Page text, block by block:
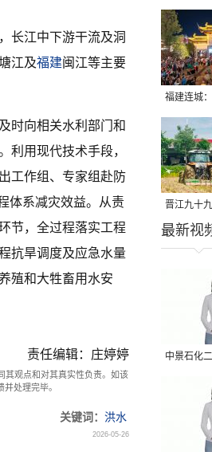
长江中下游干流及洞
江及福建闽江等主要
时向相关水利部门和
利用现代技术手段，
工作组、专家组赴防
体系减灾效益。从责
节，全过程落实工程
抗旱调度及应急水量
殖和大牲畜用水安
责任编辑：庄婷婷
其观点和对其真实性负责。如该
处理完毕。
关键词： 洪水
2026-05-26
福建连城
亮夏夜
晋江九十
千亩早稻
最新视
中景石化
吨丙烷脱